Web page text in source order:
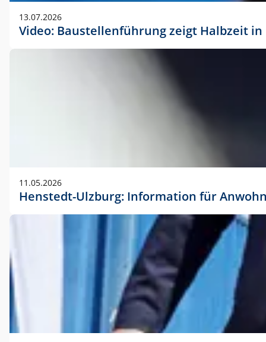
13.07.2026
Video: Baustellenführung zeigt Halbzeit
11.05.2026
Henstedt-Ulzburg: Information für